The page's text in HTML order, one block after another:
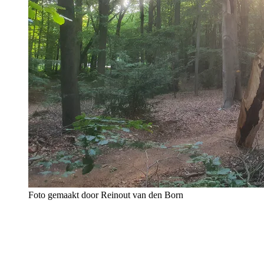
Foto gemaakt door Reinout van den Born